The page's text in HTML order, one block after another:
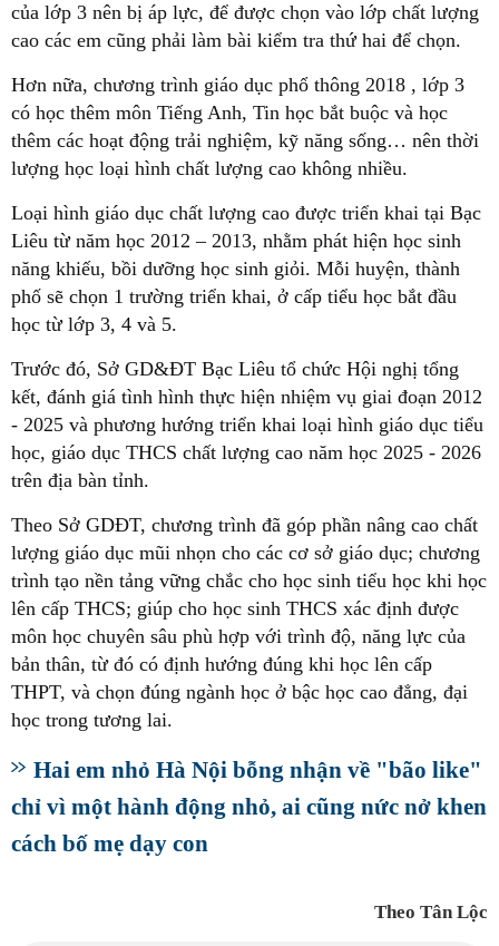
của lớp 3 nên bị áp lực, để được chọn vào lớp chất lượng
cao các em cũng phải làm bài kiểm tra thứ hai để chọn.
Hơn nữa, chương trình giáo dục phổ thông 2018 , lớp 3
có học thêm môn Tiếng Anh, Tin học bắt buộc và học
thêm các hoạt động trải nghiệm, kỹ năng sống… nên thời
lượng học loại hình chất lượng cao không nhiều.
Loại hình giáo dục chất lượng cao được triển khai tại Bạc
Liêu từ năm học 2012 – 2013, nhằm phát hiện học sinh
năng khiếu, bồi dưỡng học sinh giỏi. Mỗi huyện, thành
phố sẽ chọn 1 trường triển khai, ở cấp tiểu học bắt đầu
học từ lớp 3, 4 và 5.
Trước đó, Sở GD&ĐT Bạc Liêu tổ chức Hội nghị tổng
kết, đánh giá tình hình thực hiện nhiệm vụ giai đoạn 2012
- 2025 và phương hướng triển khai loại hình giáo dục tiểu
học, giáo dục THCS chất lượng cao năm học 2025 - 2026
trên địa bàn tỉnh.
Theo Sở GDĐT, chương trình đã góp phần nâng cao chất
lượng giáo dục mũi nhọn cho các cơ sở giáo dục; chương
trình tạo nền tảng vững chắc cho học sinh tiểu học khi học
lên cấp THCS; giúp cho học sinh THCS xác định được
môn học chuyên sâu phù hợp với trình độ, năng lực của
bản thân, từ đó có định hướng đúng khi học lên cấp
THPT, và chọn đúng ngành học ở bậc học cao đẳng, đại
học trong tương lai.
Hai em nhỏ Hà Nội bỗng nhận về "bão like"
chỉ vì một hành động nhỏ, ai cũng nức nở khen
cách bố mẹ dạy con
Theo Tân Lộc